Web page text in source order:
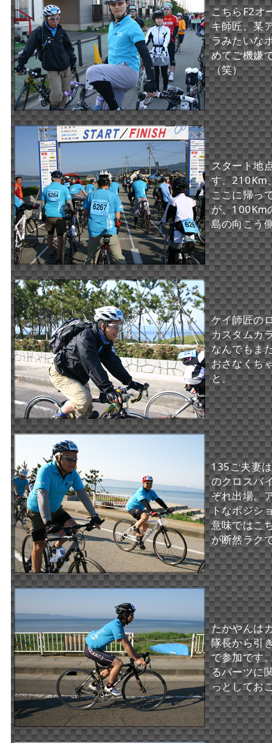
こちらF2オ
キ師匠。某
ラみたいな
めてご機嫌
（笑）
スタート地
す。210Km
ここに帰っ
が、100Km
島の向こう
ケイ師匠の
カスタムカ
なんでもま
おさなくち
と。
135ご夫妻
のクロスバ
ぞれ出場。
トなポジシ
意味ではこ
が断然ラク
たかやんは
隊長から引
で参加です
るパーツに
っとしてお